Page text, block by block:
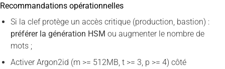
Recommandations opérationnelles
Si la clef protège un accès critique (production, bastion) :
préférer la génération HSM ou augmenter le nombre de
mots ;
Activer Argon2id (m >= 512MB, t >= 3, p >= 4) côté